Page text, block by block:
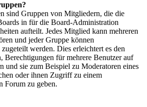
sind Gruppen von Mitgliedern, die die
in für die Board-Administration
aufteilt. Jedes Mitglied kann mehreren
und jeder Gruppe können
werden. Dies erleichtert es den
Berechtigungen für mehrere Benutzer auf
und sie zum Beispiel zu Moderatoren eines
oder ihnen Zugriff zu einem
Forum zu geben.